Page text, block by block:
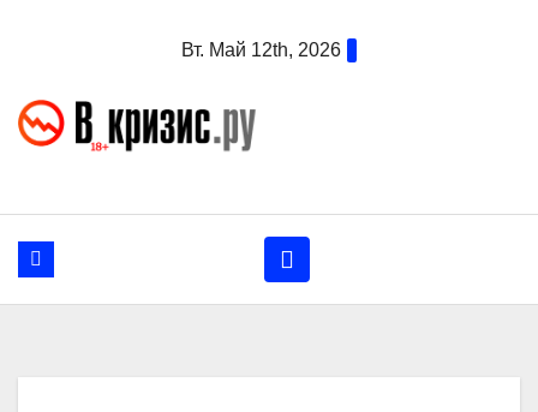
Вт. Май 12th, 2026